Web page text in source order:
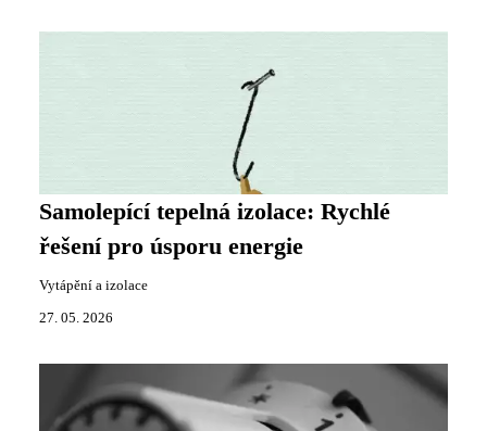
Samolepící tepelná izolace: Rychlé
řešení pro úsporu energie
Vytápění a izolace
27. 05. 2026